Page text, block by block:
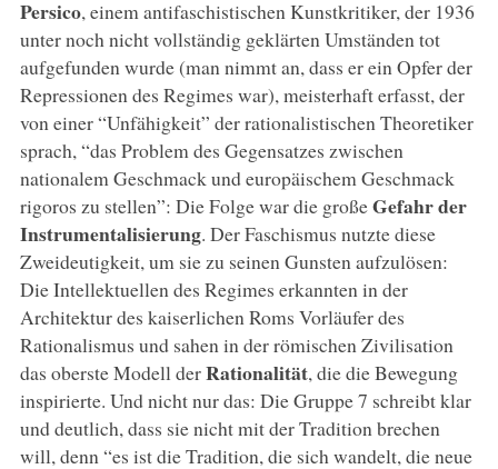
Persico, einem antifaschistischen Kunstkritiker, der 1936
unter noch nicht vollständig geklärten Umständen tot
aufgefunden wurde (man nimmt an, dass er ein Opfer der
Repressionen des Regimes war), meisterhaft erfasst, der
von einer “Unfähigkeit” der rationalistischen Theoretiker
sprach, “das Problem des Gegensatzes zwischen
nationalem Geschmack und europäischem Geschmack
rigoros zu stellen”: Die Folge war die großeGefahr der
Instrumentalisierung. Der Faschismus nutzte diese
Zweideutigkeit, um sie zu seinen Gunsten aufzulösen:
Die Intellektuellen des Regimes erkannten in der
Architektur des kaiserlichen Roms Vorläufer des
Rationalismus und sahen in der römischen Zivilisation
das oberste Modell derRationalität, die die Bewegung
inspirierte. Und nicht nur das: Die Gruppe 7 schreibt klar
und deutlich, dass sie nicht mit der Tradition brechen
will, denn “es ist die Tradition, die sich wandelt, die neue